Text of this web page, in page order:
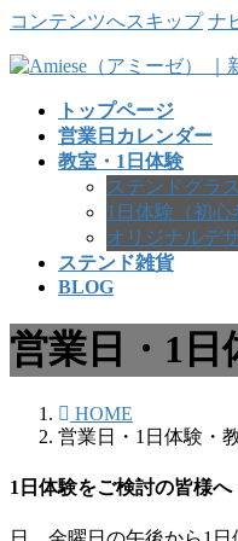
コンテンツへスキップ ナ
トップページ
営業日カレンダー
教室・1日体験
ステンドグラ
1日体験（初心
オリジナルデ
ステンド雑貨
BLOG
営業日・1
HOME
営業日・1日体験・
1日体験をご検討の皆様へ